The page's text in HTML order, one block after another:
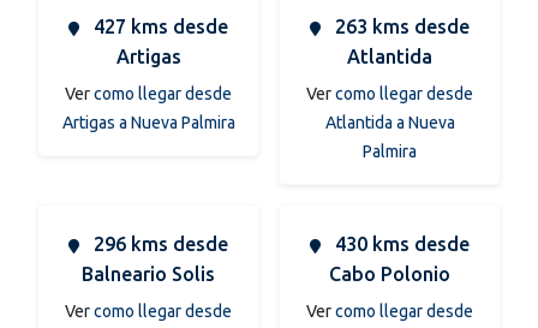
427 kms desde
Artigas
Vercomo llegar desde
Artigas a Nueva Palmira
263 kms desde
Atlantida
Vercomo llegar desde
Atlantida a Nueva
Palmira
296 kms desde
Balneario Solis
Vercomo llegar desde
430 kms desde
Cabo Polonio
Vercomo llegar desde